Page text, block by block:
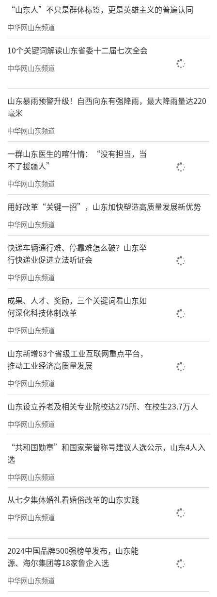
器物空间
穿过多进院子，推开后门，则马上进入到
水杉树静立岸边，不时有松鼠一闪而过；一丛
芦竹长得蓬勃恣意，据说是主人从吴冠中故居
移栽而来。一棵腊梅树、一棵茶花树则移栽自
江苏无锡，是从一个进入拆迁状态的村庄抢救
出来的。各种花草掩映其间，虽已是冬季，依
然有花凌寒而开，传递着生活的小美好。
对岸的老房子顶上，有几十只白鹭、夜鹭
长期在此居留，静静地等待水中的鱼儿，偶尔
也会有几只白鹭为争夺水中食物在空中搏击，
皎洁的白色身影煞是优美。
“山东人”不只是群体标签，更是英雄主义的普遍认同
中华网山东频道
10个关键词解读山东省委十二届七次全会
中华网山东频道
山东暴雨预警升级！自西向东有强降雨，最大降雨量达220
毫米
中华网山东频道
一群山东医生的喀什情：“没有担当，当
不了援疆人”
中华网山东频道
用好改革“关键一招”，山东加快塑造高质量发展新优势
中华网山东频道
快递车辆通行难、停靠难怎么破？山东举
行快递业促进立法听证会
中华网山东频道
成果、人才、奖励，三个关键词看山东如
何深化科技体制改革
中华网山东频道
山东新增63个省级工业互联网重点平台，
推动工业经济高质量发展
中华网山东频道
山东设立养老及相关专业院校达275所、在校生23.7万人
中华网山东频道
“共和国勋章”和国家荣誉称号建议人选公示，山东4人入
选
中华网山东频道
从七夕集体婚礼看婚俗改革的山东实践
中华网山东频道
2024中国品牌500强榜单发布，山东能
源、海尔集团等18家鲁企入选
中华网山东频道